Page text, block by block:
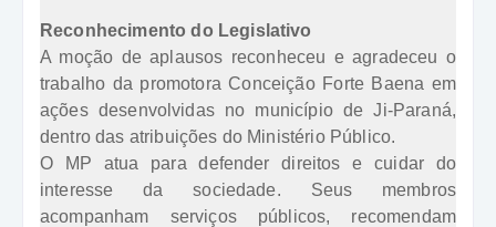
Reconhecimento do Legislativo
A moção de aplausos reconheceu e agradeceu o
trabalho da promotora Conceição Forte Baena em
ações desenvolvidas no município de Ji-Paraná,
dentro das atribuições do Ministério Público.
O MP atua para defender direitos e cuidar do
interesse da sociedade. Seus membros
acompanham serviços públicos, recomendam